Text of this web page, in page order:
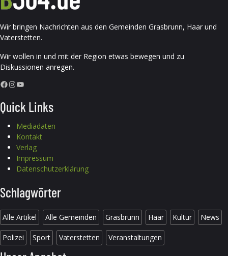
Wir bringen Nachrichten aus den Gemeinden Grasbrunn, Haar und
Vaterstetten.
Wir wollen in und mit der Region etwas bewegen und zu
Diskussionen anregen.
Facebook InstagramYouTube
Quick Links
Mediadaten
Kontakt
Verlag
Impressum
Datenschutzerklärung
Schlagwörter
Alle Artikel Alle Gemeinden Grasbrunn Haar Kultur News
Polizei Sport Vaterstetten Veranstaltungen